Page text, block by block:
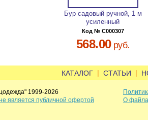
Бур садовый ручной, 1 м
усиленный
Код № C000307
568.00руб.
КАТАЛОГ | СТАТЬИ |
1999-2026
является публичной офертой
О